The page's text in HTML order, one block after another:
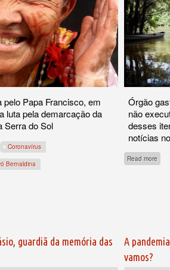
pelo Papa Francisco, em
luta pela demarcação da
Serra do Sol
Coronavírus
Bernaldina
Órgão
não
desses
notícias
Read more
guardiã da memória das
A
vamos?